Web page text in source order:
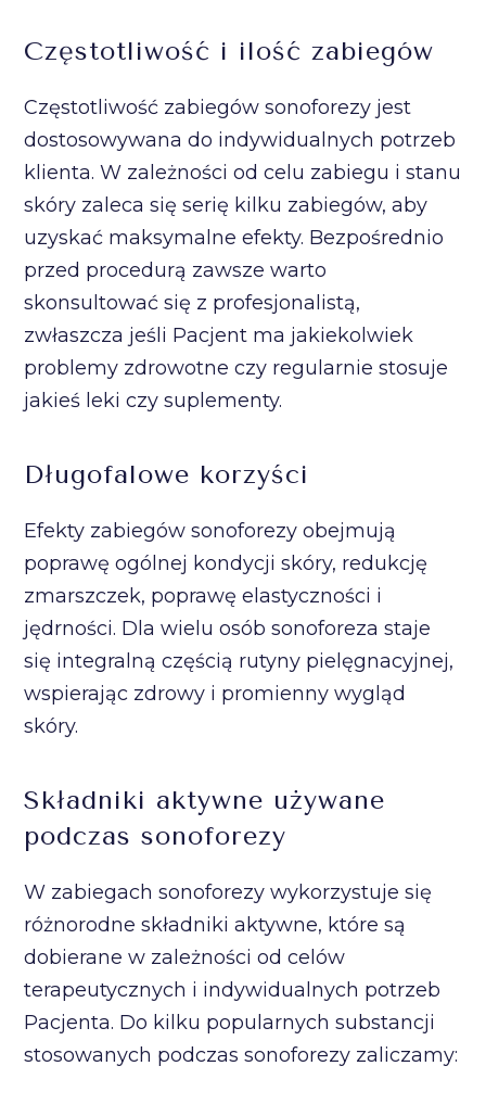
Częstotliwość i ilość zabiegów
Częstotliwość zabiegów sonoforezy jest
dostosowywana do indywidualnych potrzeb
klienta. W zależności od celu zabiegu i stanu
skóry zaleca się serię kilku zabiegów, aby
uzyskać maksymalne efekty. Bezpośrednio
przed procedurą zawsze warto
skonsultować się z profesjonalistą,
zwłaszcza jeśli Pacjent ma jakiekolwiek
problemy zdrowotne czy regularnie stosuje
jakieś leki czy suplementy.
Długofalowe korzyści
Efekty zabiegów sonoforezy obejmują
poprawę ogólnej kondycji skóry, redukcję
zmarszczek, poprawę elastyczności i
jędrności. Dla wielu osób sonoforeza staje
się integralną częścią rutyny pielęgnacyjnej,
wspierając zdrowy i promienny wygląd
skóry.
Składniki aktywne używane
podczas sonoforezy
W zabiegach sonoforezy wykorzystuje się
różnorodne składniki aktywne, które są
dobierane w zależności od celów
terapeutycznych i indywidualnych potrzeb
Pacjenta. Do kilku popularnych substancji
stosowanych podczas sonoforezy zaliczamy: